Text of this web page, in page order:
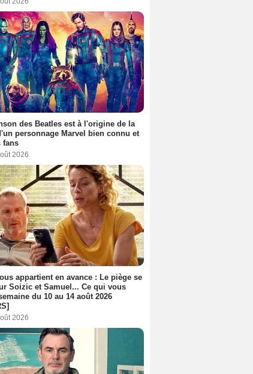
des Beatles est à l'origine de la
personnage Marvel bien connu et
fans
2026
appartient en avance : Le piège se
Soizic et Samuel... Ce qui vous
du 10 au 14 août 2026
2026